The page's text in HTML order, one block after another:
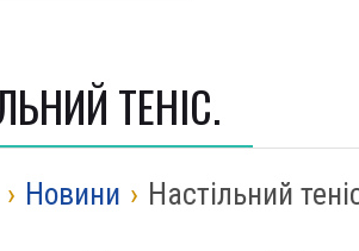
ТЕНІС.
› Новини › Настільний